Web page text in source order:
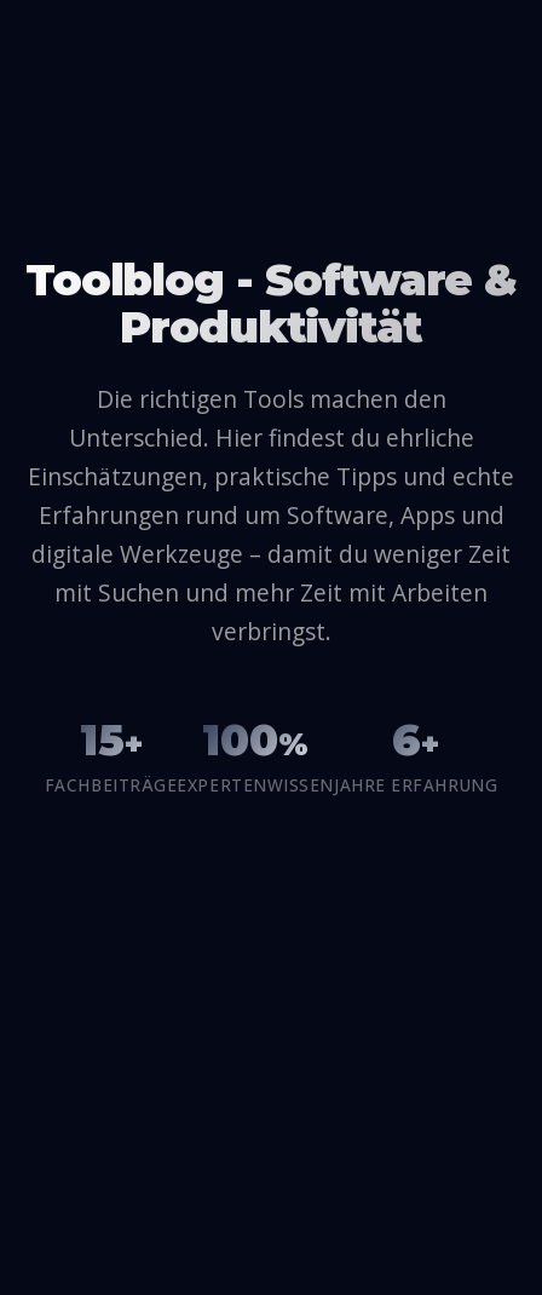
Toolblog - Software &
Produktivität
Die richtigen Tools machen den
Unterschied. Hier findest du ehrliche
Einschätzungen, praktische Tipps und echte
Erfahrungen rund um Software, Apps und
digitale Werkzeuge – damit du weniger Zeit
mit Suchen und mehr Zeit mit Arbeiten
verbringst.
15+
FACHBEITRÄGE
100%
EXPERTENWISSEN
6+
JAHRE ERFAHRUNG